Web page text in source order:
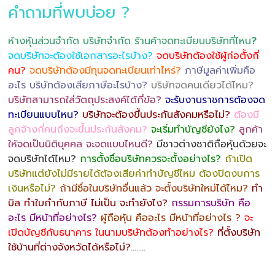
คำถามที่พบบ่อย ?
ห้างหุ้นส่วนจำกัด บริษัทจำกัด ร้านค้าจดทะเบียนบริษัทที่ไหน?
จดบริษัทจะต้องใช้เอกสารอะไรบ้าง? จดบริษัทต้องใช้ผู้ก่อตั้งกี่
คน? จดบริษัทต้องมีทุนจดทะเบียนเท่าไหร่? ภาษีมูลค่าเพิ่มคือ
อะไร บริษัทต้องเสียภาษีอะไรบ้าง? บริษัทจดคนเดียวได้ไหม?
บริษัทสามารถใส่วัตถุประสงค์ได้กี่ข้อ? จะรับงานราชการต้องจด
ทะเบียนแบบไหน? บริษัทจะต้องขึ้นประกันสังคมหรือไม่? ต้องมี
ลูกจ้างกี่คนถึงจะขึ้นประกันสังคม? จะเริ่มทำบัญชียังไง? ลูกค้า
ให้จดเป็นนิติบุคคล จะจดแบบไหนดี? มีชาวต่างชาติถือหุ้นด้วยจะ
จดบริษัทได้ไหม? การตั้งชื่อบริษัทควรจะตั้งอย่างไร? ถ้าเปิด
บริษัทแต่ยังไม่มีรายได้ต้องเสียค่าทำบัญชีไหม ต้องปิดงบการ
เงินหรือไม่? ถ้ามีชื่อในบริษัทอื่นแล้ว จะตั้งบริษัทใหม่ได้ไหม? ทำ
บิล ทำใบกำกับภาษี ไม่เป็น จะทำยังไง? กรรมการบริษัท คือ
อะไร มีหน้าที่อย่างไร? ผู้ถือหุ้น คืออะไร มีหน้าที่อย่างไร ? จะ
เปิดบัญชีกับธนาคาร ในนามบริษัทต้องทำอย่างไร? ที่ตั้งบริษัท
ใช้บ้านที่ต่างจังหวัดได้หรือไม่?……..